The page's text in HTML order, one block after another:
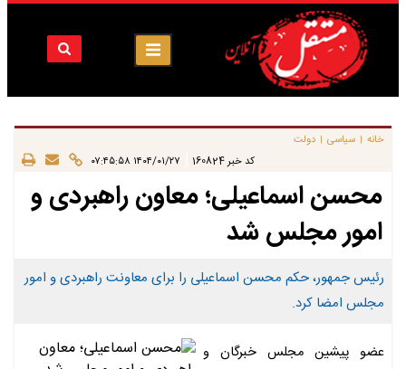
خانه | سیاسی | دولت
کد خبر 160824 ۱۴۰۴/۰۱/۲۷ ۰۷:۴۵:۵۸
محسن اسماعیلی؛ معاون راهبردی و
امور مجلس شد
رئیس جمهور، حکم محسن اسماعیلی را برای معاونت راهبردی و امور
مجلس امضا کرد.
عضو پیشین مجلس خبرگان و